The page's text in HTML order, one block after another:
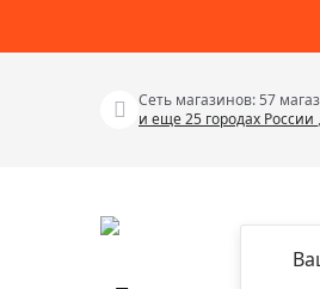
Сеть магазинов: 57
и еще 25 городах России ,